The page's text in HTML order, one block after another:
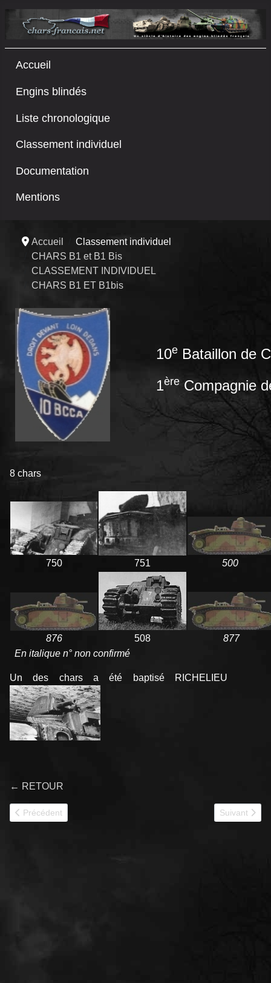
Accueil
Engins blindés
Liste chronologique
Classement individuel
Documentation
Mentions
Accueil
Classement individuel
CHARS B1 et B1 Bis
CLASSEMENT INDIVIDUEL
CHARS B1 ET B1bis
10e Bataillon de
1ère Compagnie
8 chars
750 751 500
876 508
877
En italique n° non confirmé
Un des chars a été baptisé RICHELIEU
← RETOUR
Article précédent : 348e CACC
Précédent Article
Suivant